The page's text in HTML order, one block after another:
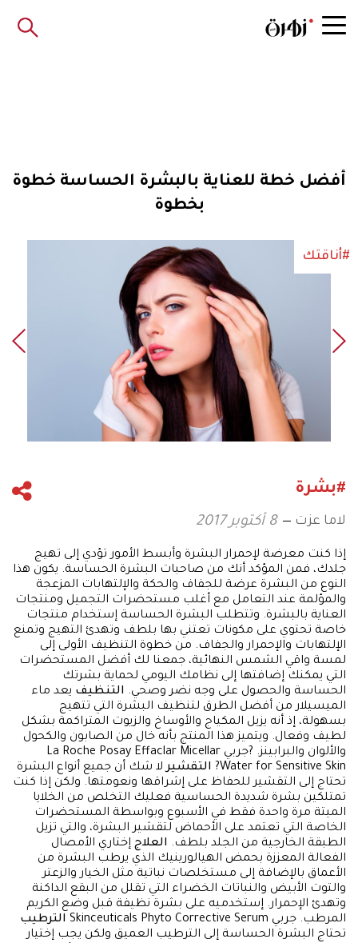
أفضل خطة للعناية بالبشرة الحساسة خطوة
بخطوة
#أناقتك
#بشرة
لاما عزت 8 أكتوبر 2017
إذا كنت معرضة لإحمرار البشرة وأبسط الأمور تؤدي إلى تهيج
جلدك، فمن المؤكد أنك من صاحبات البشرة الحساسة. يكون هذا
النوع من البشرة عرضة للجفاف والحكة والإلتهابات المزعجة
والمؤلمة عند التعامل مع أغلب مستحضرات التجميل ومنتجات
العناية بالبشرة. وتتطلب البشرة الحساسة إستخدام منتجات
خاصة تحتوي على مكونات تعتني بها بلطف وتهدئ التهيج وتمنع
الإلتهابات والإحمرار والجفاف. من خطوة التنظيف الأولى إلى
لمسة واقي الشمس النهائية، جمعنا لك أفضل المستحضرات
التي يمكنك إضافتها إلى نظامك اليومي لحماية بشرتك
الحساسة والحصول على وجه نضر وصحي. التنظيف يعد ماء
الميسيلار من أفضل الطرق لتنظيف البشرة التي تتهيج
بسهولة، إذ أنه يزيل المكياج والأوساخ والزيوت المتراكمة بشكل
لطيف وفعال. ويتميز هذا المنتج بأنه خال من الصابون والكحول
والألوان والبرابينز. ?جربي La Roche Posay Effaclar Micellar
Water for Sensitive Skin?
التقشيرلا شك أن جميع أنواع البشرة
تحتاج إلى التقشير للحفاظ على إشراقها ونعومتها. ولكن إذا كنت
تمتلكين بشرة شديدة الحساسية فعليك التخلص من الخلايا
الميتة مرة واحدة فقط في الأسبوع وبواسطة المستحضرات
الخاصة التي تعتمد على الأحماض لتقشير البشرة، والتي تزيل
الطبقة الخارجية من الجلد بلطف. العلاج إختاري الأمصال
الفعالة المعززة بحمض الهيالورينيك الذي يرطب البشرة من
الأعماق بالإضافة إلى مستخلصات نباتية مثل الخيار والزعتر
والتوت الأبيض والنباتات الخضراء التي تقلل من البقع الداكنة
وتهدئ الإحمرار. إستخدميه على بشرة نظيفة قبل وضع الكريم
المرطب. جربي Skinceuticals Phyto Corrective Serum
الترطيب
تحتاج البشرة الحساسة إلى الترطيب العميق ولكن يجب إختيار